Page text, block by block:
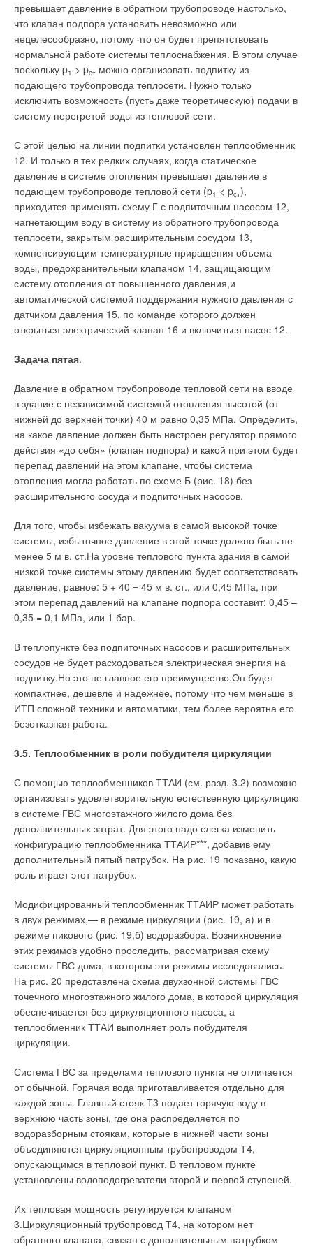
превышает давление в обратном трубопроводе настолько,
что клапан подпора установить невозможно или
нецелесообразно, потому что он будет препятствовать
нормальной работе системы теплоснабжения. В этом случае
поскольку p1 > pcт можно организовать подпитку из
подающего трубопровода теплосети. Нужно только
исключить возможность (пусть даже теоретическую) подачи в
систему перегретой воды из тепловой сети.
С этой целью на линии подпитки установлен теплообменник
12. И только в тех редких случаях, когда статическое
давление в системе отопления превышает давление в
подающем трубопроводе тепловой сети (p1 < pcт),
приходится применять схему Г с подпиточным насосом 12,
нагнетающим воду в систему из обратного трубопровода
теплосети, закрытым расширительным сосудом 13,
компенсирующим температурные приращения объема
воды, предохранительным клапаном 14, защищающим
систему отопления от повышенного давления,и
автоматической системой поддержания нужного давления с
датчиком давления 15, по команде которого должен
открыться электрический клапан 16 и включиться насос 12.
Задача пятая.
Давление в обратном трубопроводе тепловой сети на вводе
в здание с независимой системой отопления высотой (от
нижней до верхней точки) 40 м равно 0,35 МПа. Определить,
на какое давление должен быть настроен регулятор прямого
действия «до себя» (клапан подпора) и какой при этом будет
перепад давлений на этом клапане, чтобы система
отопления могла работать по схеме Б (рис. 18) без
расширительного сосуда и подпиточных насосов.
Для того, чтобы избежать вакуума в самой высокой точке
системы, избыточное давление в этой точке должно быть не
менее 5 м в. ст.На уровне теплового пункта здания в самой
низкой точке системы этому давлению будет соответствовать
давление, равное: 5 + 40 = 45 м в. ст., или 0,45 МПа, при
этом перепад давлений на клапане подпора составит: 0,45 –
0,35 = 0,1 МПа, или 1 бар.
В теплопункте без подпиточных насосов и расширительных
сосудов не будет расходоваться электрическая энергия на
подпитку.Но это не главное его преимущество.Он будет
компактнее, дешевле и надежнее, потому что чем меньше в
ИТП сложной техники и автоматики, тем более вероятна его
безотказная работа.
3.5. Теплообменник в роли побудителя циркуляции
С помощью теплообменников ТТАИ (см. разд. 3.2) возможно
организовать удовлетворительную естественную циркуляцию
в системе ГВС многоэтажного жилого дома без
дополнительных затрат. Для этого надо слегка изменить
конфигурацию теплообменника ТТАИР***, добавив ему
дополнительный пятый патрубок. На рис. 19 показано, какую
роль играет этот патрубок.
Модифицированный теплообменник ТТАИР может работать
в двух режимах,— в режиме циркуляции (рис. 19, а) и в
режиме пикового (рис. 19,б) водоразбора. Возникновение
этих режимов удобно проследить, рассматривая схему
системы ГВС дома, в котором эти режимы исследовались.
На рис. 20 представлена схема двухзонной системы ГВС
точечного многоэтажного жилого дома, в которой циркуляция
обеспечивается без циркуляционного насоса, а
теплообменник ТТАИ выполняет роль побудителя
циркуляции.
Система ГВС за пределами теплового пункта не отличается
от обычной. Горячая вода приготавливается отдельно для
каждой зоны. Главный стояк Т3 подает горячую воду в
верхнюю часть зоны, где она распределяется по
водоразборным стоякам, которые в нижней части зоны
объединяются циркуляционным трубопроводом Т4,
опускающимся в тепловой пункт. В тепловом пункте
установлены водоподогреватели второй и первой ступеней.
Их тепловая мощность регулируется клапаном
3.Циркуляционный трубопровод Т4, на котором нет
обратного клапана, связан с дополнительным патрубком